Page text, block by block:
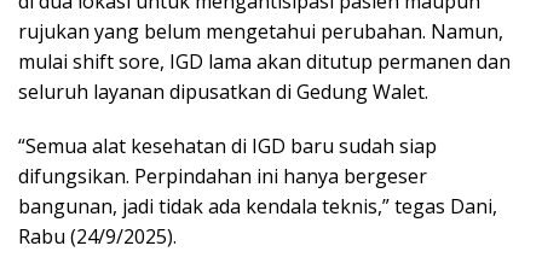
rujukan yang belum mengetahui perubahan. Namun,
mulai shift sore, IGD lama akan ditutup permanen dan
seluruh layanan dipusatkan di Gedung Walet.
“Semua alat kesehatan di IGD baru sudah siap
difungsikan. Perpindahan ini hanya bergeser
bangunan, jadi tidak ada kendala teknis,” tegas Dani,
Rabu (24/9/2025).